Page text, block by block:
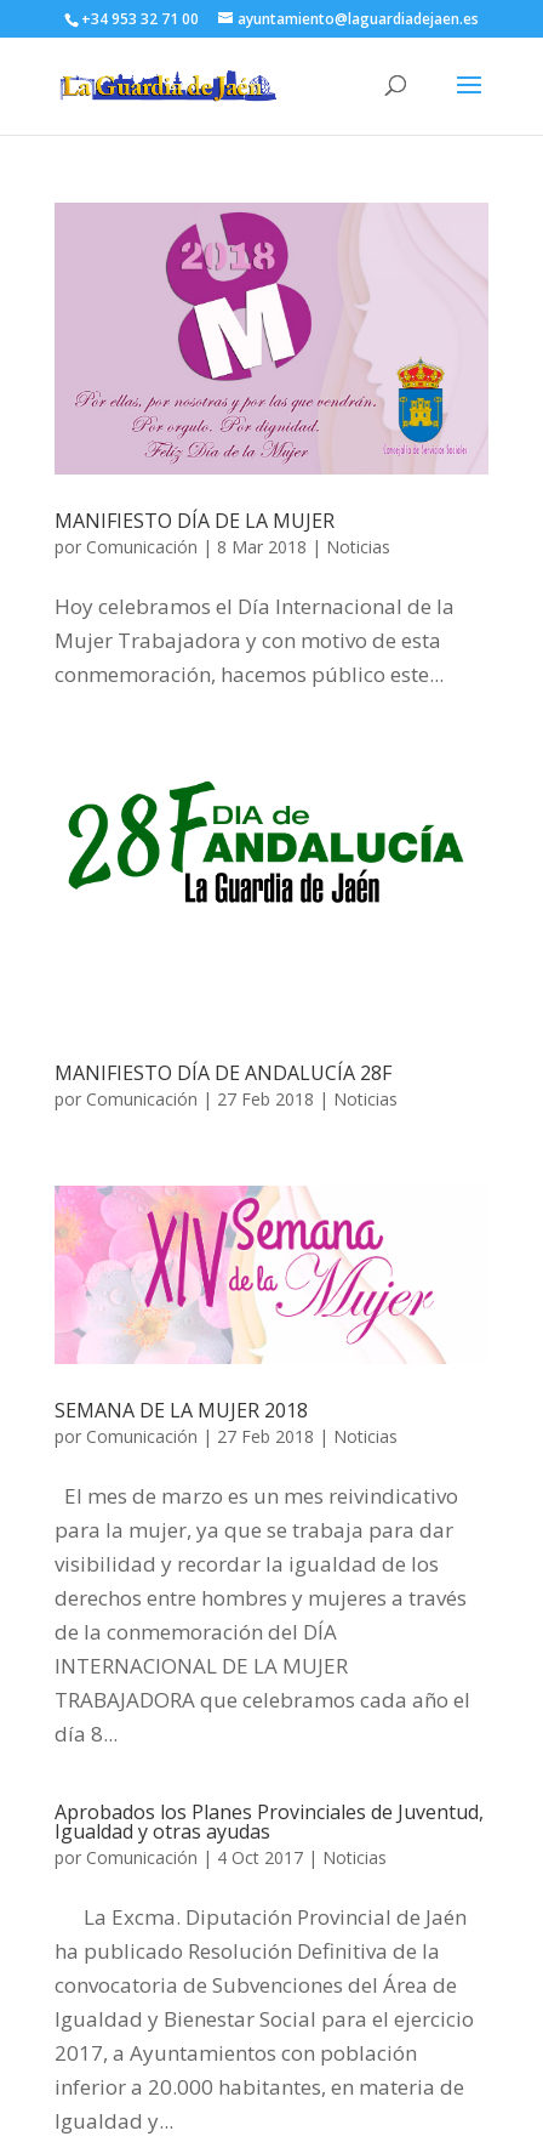
+34 953 32 71 00 ayuntamiento@laguardiadejaen.es
MANIFIESTO DÍA DE LA MUJER
por Comunicación | 8 Mar 2018 | Noticias
Hoy celebramos el Día Internacional de la
Mujer Trabajadora y con motivo de esta
conmemoración, hacemos público este...
MANIFIESTO DÍA DE ANDALUCÍA 28F
por Comunicación | 27 Feb 2018 | Noticias
SEMANA DE LA MUJER 2018
por Comunicación | 27 Feb 2018 | Noticias
El mes de marzo es un mes reivindicativo
para la mujer, ya que se trabaja para dar
visibilidad y recordar la igualdad de los
derechos entre hombres y mujeres a través
de la conmemoración del DÍA
INTERNACIONAL DE LA MUJER
TRABAJADORA que celebramos cada año el
día 8...
Aprobados los Planes Provinciales de Juventud,
Igualdad y otras ayudas
por Comunicación | 4 Oct 2017| Noticias
La Excma. Diputación Provincial de Jaén
ha publicado Resolución Definitiva de la
convocatoria de Subvenciones del Área de
Igualdad y Bienestar Social para el ejercicio
2017, a Ayuntamientos con población
inferior a 20.000 habitantes, en materia de
Igualdad y...